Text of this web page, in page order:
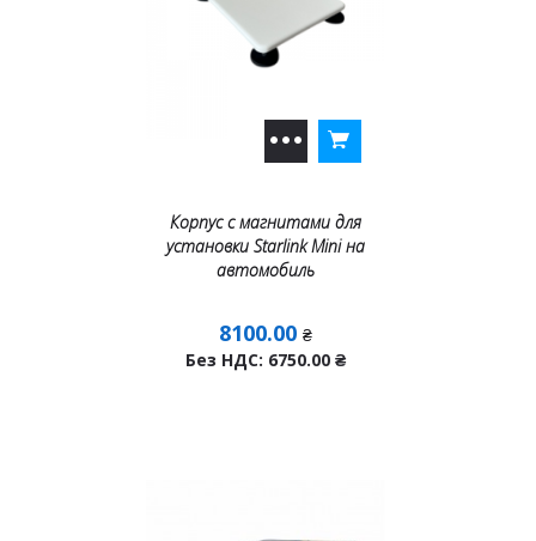
Корпус с магнитами для
установки Starlink Mini на
автомобиль
8100.00 ₴
Без НДС: 6750.00 ₴